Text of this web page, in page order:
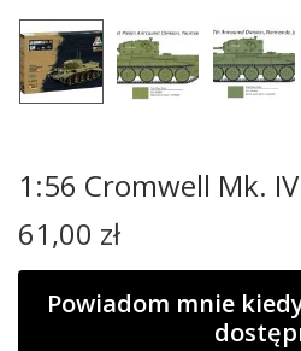
1:56 Cromwell Mk. IV
61,00 zł
Powiadom mnie